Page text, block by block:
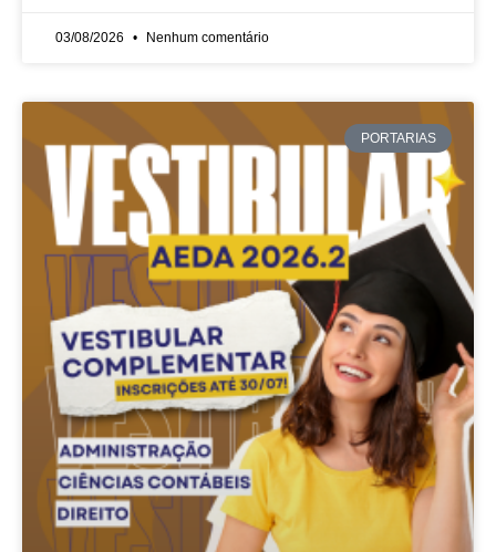
03/08/2026 Nenhum comentário
PORTARIAS